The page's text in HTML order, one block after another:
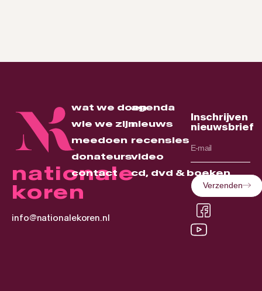
nationale
koren
info@nationalekoren.nl
wat we doen
wie we zijn
meedoen
donateurs
contact
agenda
nieuws
recensies
video
cd, dvd & boeken
Inschrijven
nieuwsbrief
Verzenden